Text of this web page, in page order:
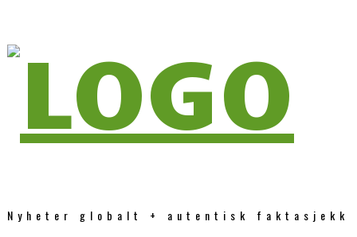
Nyheter globalt + autentisk faktasjekk